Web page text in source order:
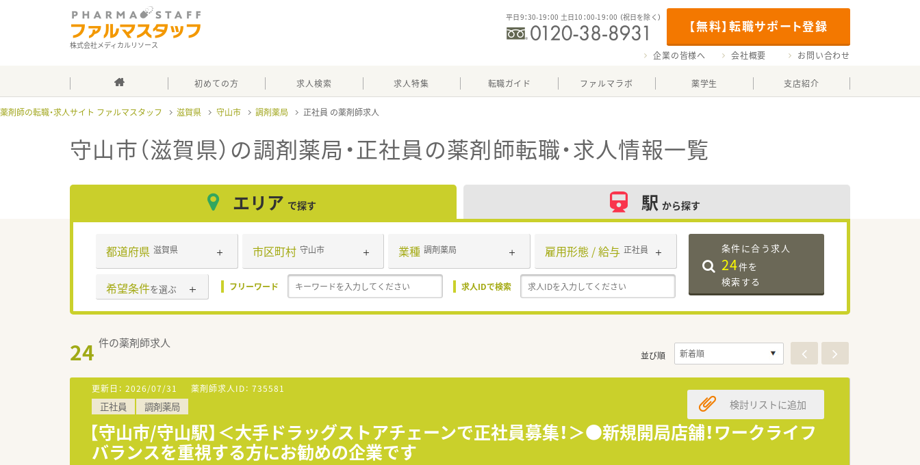
株式会社メディカルリソース
【無料】転職サポート登録
平日9：30-19：00 土日10：00-19：00 （祝日を除く）
企業の皆様へ 会社概要 お問い合わせ
初めての方 求人検索 求人特集 転職ガイド ファルマラボ 薬学生 支店紹介
薬剤師の転職・求人サイト ファルマスタッフ 滋賀県 守山市 調剤薬局 正社員
守山市（滋賀県）の調剤薬局・正社員の薬剤師転職・求人情報一覧
エリア で探す 駅 から探す
都道府県 滋賀県 市区町村 守山市 業種 調剤薬局 雇用形態 / 給与 正社員
希望条件を選ぶ フリーワード 求人IDで検索
条件に合う求人
24件を
検索する
24 件の薬剤師求人
並び順
更新日： 2026/07/31 薬剤師求人ID： 735581
正社員 調剤薬局
【守山市/守山駅】＜大手ドラッグストアチェーンで正社員募集！＞●新規開局店舗！ワークライフ
バランスを重視する方にお勧めの企業です
検討リストに追加